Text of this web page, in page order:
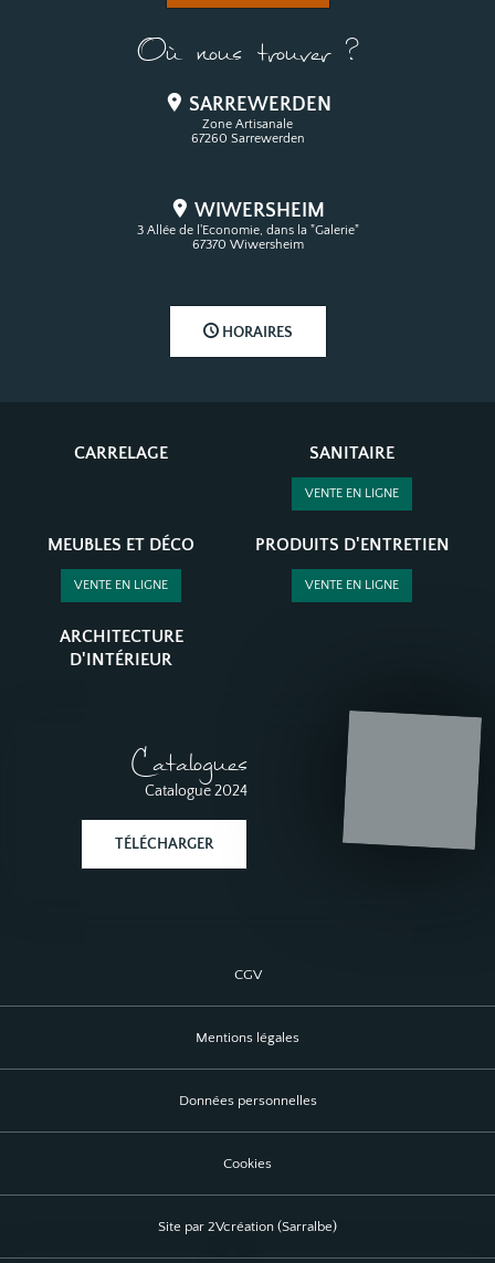
Où nous trouver ?
SARREWERDEN
Zone Artisanale
67260 Sarrewerden
WIWERSHEIM
3 Allée de l'Economie, dans la "Galerie"
67370 Wiwersheim
HORAIRES
CARRELAGE SANITAIRE
VENTE EN LIGNE
MEUBLES ET DÉCO
VENTE EN LIGNE
PRODUITS D'ENTRETIEN
VENTE EN LIGNE
ARCHITECTURE
D'INTÉRIEUR
Catalogues
Catalogue 2024
TÉLÉCHARGER
CGV
Mentions légales
Données personnelles
Cookies
Site par 2Vcréation (Sarralbe)